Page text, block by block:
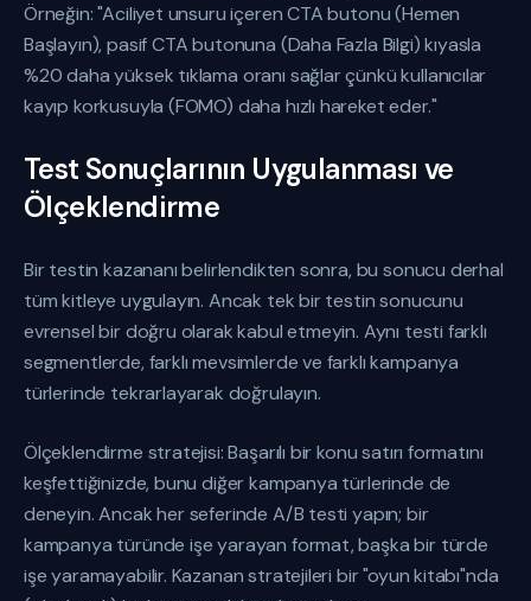
Örneğin: "Aciliyet unsuru içeren CTA butonu (Hemen
Başlayın), pasif CTA butonuna (Daha Fazla Bilgi) kıyasla
%20 daha yüksek tıklama oranı sağlar çünkü kullanıcılar
kayıp korkusuyla (FOMO) daha hızlı hareket eder."
Test Sonuçlarının Uygulanması ve
Ölçeklendirme
Bir testin kazananı belirlendikten sonra, bu sonucu derhal
tüm kitleye uygulayın. Ancak tek bir testin sonucunu
evrensel bir doğru olarak kabul etmeyin. Aynı testi farklı
segmentlerde, farklı mevsimlerde ve farklı kampanya
türlerinde tekrarlayarak doğrulayın.
Ölçeklendirme stratejisi: Başarılı bir konu satırı formatını
keşfettiğinizde, bunu diğer kampanya türlerinde de
deneyin. Ancak her seferinde A/B testi yapın; bir
kampanya türünde işe yarayan format, başka bir türde
işe yaramayabilir. Kazanan stratejileri bir "oyun kitabı"nda